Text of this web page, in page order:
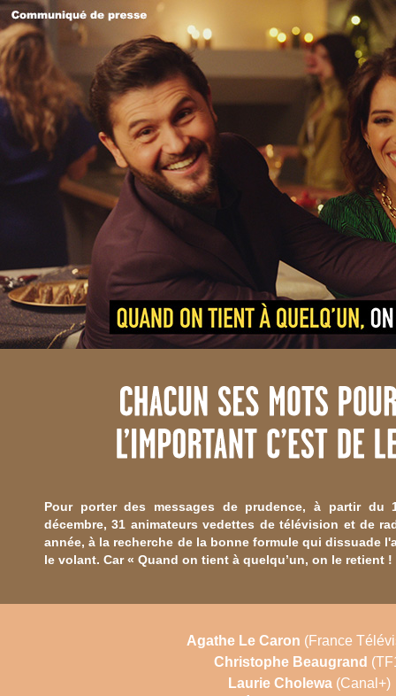
Pour porter des messages de prudence, à partir du
décembre, 31 animateurs vedettes de télévision et de
année, à la recherche de la bonne formule qui dissuade
le volant. Car « Quand on tient à quelqu’un, on le retient !
Agathe Le Caron (France
Christophe Beaugrand
Laurie Cholewa (Canal+)